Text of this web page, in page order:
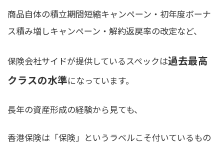
商品自体の積立期間短縮キャンペーン・初年度ボーナ
ス積み増しキャンペーン・解約返戻率の改定など、
保険会社サイドが提供しているスペックは過去最高
クラスの水準になっています。
長年の資産形成の経験から見ても、
香港保険は「保険」というラベルこそ付いているもの